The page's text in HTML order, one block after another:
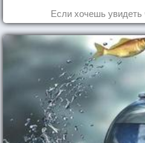
Если хочешь